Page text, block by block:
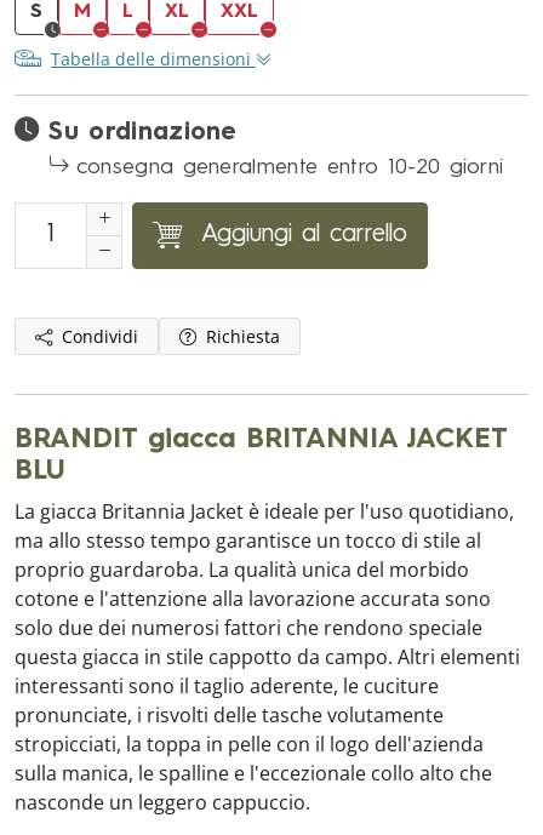
S M L XL XXL
Tabella delle dimensioni
Su ordinazione
consegna generalmente entro 10-20 giorni
Aggiungi al carrello
Condividi Richiesta
BRANDIT giacca BRITANNIA JACKET
BLU
La giacca Britannia Jacket è ideale per l'uso quotidiano,
ma allo stesso tempo garantisce un tocco di stile al
proprio guardaroba. La qualità unica del morbido
cotone e l'attenzione alla lavorazione accurata sono
solo due dei numerosi fattori che rendono speciale
questa giacca in stile cappotto da campo. Altri elementi
interessanti sono il taglio aderente, le cuciture
pronunciate, i risvolti delle tasche volutamente
stropicciati, la toppa in pelle con il logo dell'azienda
sulla manica, le spalline e l'eccezionale collo alto che
nasconde un leggero cappuccio.